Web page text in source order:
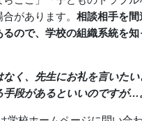
があります。 相談相手を間
ので、学校の組織系統を知
く、先生にお礼を言いたい
手段があるといいのですが…